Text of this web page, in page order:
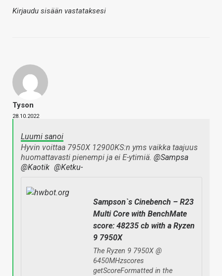
Kirjaudu sisään vastataksesi
Tyson
28.10.2022
Luumi sanoi
Hyvin voittaa 7950X 12900KS:n yms vaikka taajuus
huomattavasti pienempi ja ei E-ytimiä. @Sampsa
@Kaotik @Ketku-
Sampson`s Cinebench – R23
Multi Core with BenchMate
score: 48235 cb with a Ryzen
9 7950X
The Ryzen 9 7950X @
6450MHzscores
getScoreFormatted in the